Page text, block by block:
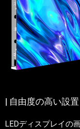
| 自由度の高い設置
LEDディスプレイの